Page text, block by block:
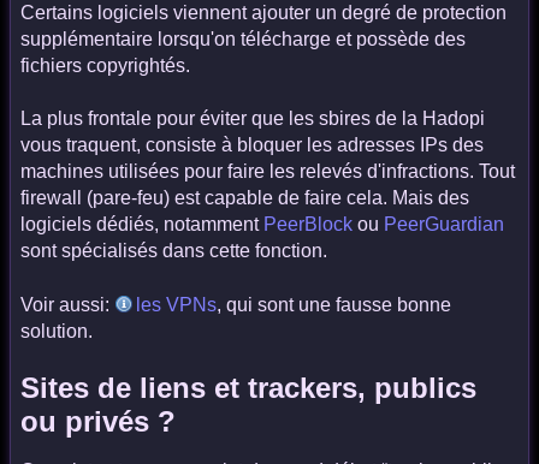
Certains logiciels viennent ajouter un degré de protection
supplémentaire lorsqu'on télécharge et possède des
fichiers copyrightés.
La plus frontale pour éviter que les sbires de la Hadopi
vous traquent, consiste à bloquer les adresses IPs des
machines utilisées pour faire les relevés d'infractions. Tout
firewall (pare-feu) est capable de faire cela. Mais des
logiciels dédiés, notamment PeerBlock ou PeerGuardian
sont spécialisés dans cette fonction.
Voir aussi: les VPNs, qui sont une fausse bonne
solution.
Sites de liens et trackers, publics
ou privés ?